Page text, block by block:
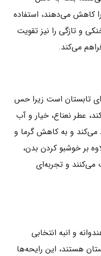
کاهش می‌دهند، استفاده
و تازگی را نیز تقویت
می‌کند.
تابستان است زیرا حس
عطر نعناع، خیار و آب
و به کاهش گرما و
بر خوشبو کردن بدن،
می‌کنند و تجربه‌ای
و انبه انتخابی
هستند، این رایحه‌ها